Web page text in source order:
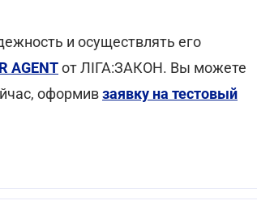
и осуществлять его
AGENTот ЛІГА:ЗАКОН. Вы можете
оформивзаявку на тестовый